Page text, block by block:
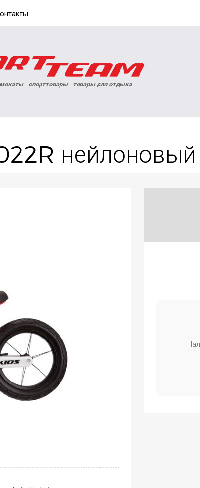
спорттовары товары для отдыха